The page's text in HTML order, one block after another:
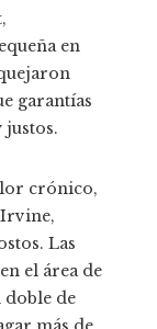
en
garantías
justos.
crónico,
Las
el área de
doble de